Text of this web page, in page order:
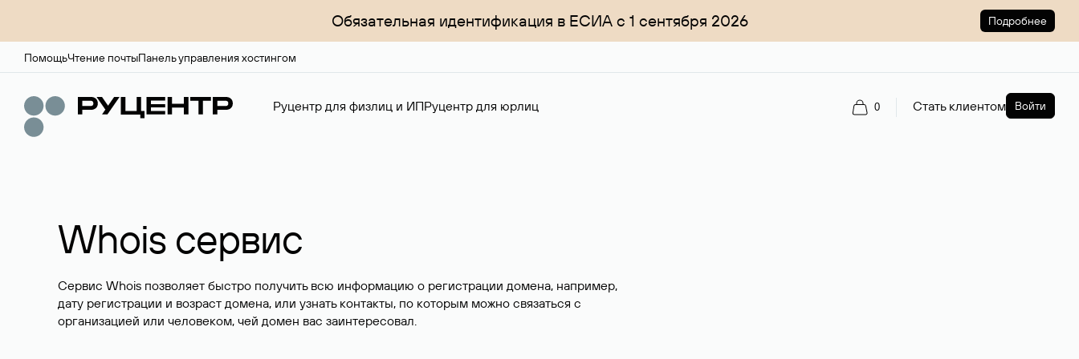
Обязательная идентификация в ЕСИА с 1 сентября 2026 Подробнее
ПомощьЧтение почтыПанель управления хостингом
Руцентр для физлиц и ИПРуцентр для юрлиц 0 Стать клиентом Войти
Whois сервис
Сервис Whois позволяет быстро получить всю информацию о регистрации домена, например,
дату регистрации и возраст домена, или узнать контакты, по которым можно связаться с
организацией или человеком, чей домен вас заинтересовал.